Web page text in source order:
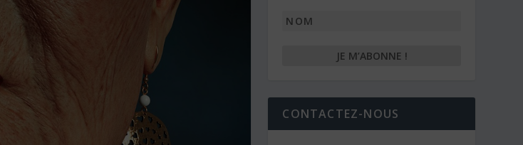
Nom
CONTACTEZ-NOUS